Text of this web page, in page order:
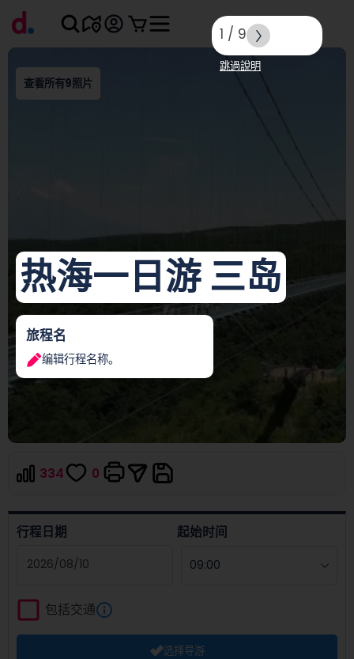
查看所有9照片
热海一日游 三岛
旅程名
编辑行程名称。
334 0
行程日期 起始时间
forward
to
interact
包括交通
选择导游
1 / 9
跳過說明